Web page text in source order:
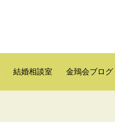
結婚相談室 金鵄会ブログ